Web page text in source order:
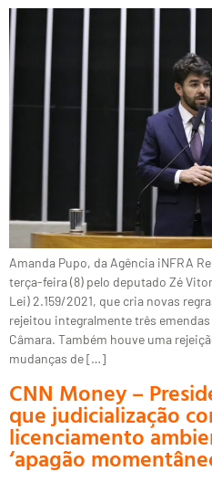
Amanda Pupo, da Agência iNFRA
terça-feira (8) pelo deputado Zé
Lei) 2.159/2021, que cria novas
rejeitou integralmente três
Câmara. Também houve uma
mudanças de […]
CNN Money –
que judicialização
licenciamento
‘apagão